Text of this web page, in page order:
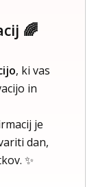
🌈
, ki vas
in
je
dan,
✨